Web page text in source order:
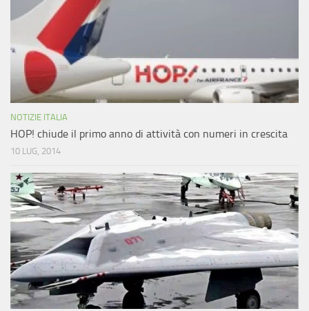
NOTIZIE ITALIA
HOP! chiude il primo anno di attività con numeri in crescita
10 LUG, 2014